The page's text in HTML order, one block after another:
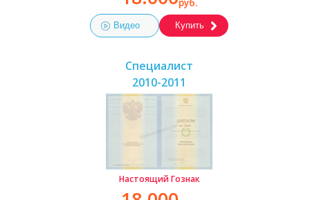
руб.
Видео Купить
Специалист
2010-2011
Настоящий Гознак